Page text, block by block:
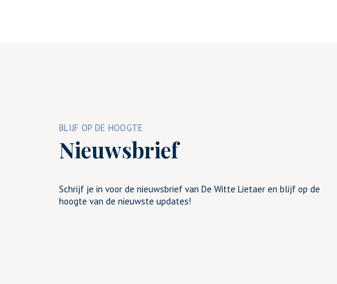
BLIJF OP DE HOOGTE
Nieuwsbrief
Schrijf je in voor de nieuwsbrief van De Witte Lietaer en blijf op de
hoogte van de nieuwste updates!